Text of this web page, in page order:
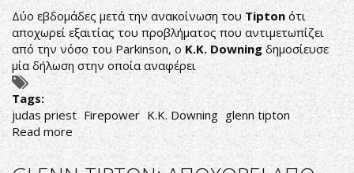
Δύο εβδομάδες μετά την ανακοίνωση τουTipton ότι
αποχωρεί εξαιτίας του προβλήματος που αντιμετωπίζει
από την νόσο του Parkinson, οK.K.Downingδημοσίευσε
μία δήλωση στην οποία αναφέρει
Tags:
judas priest Firepower K.K. Downing glenn tipton
Read more about
ROB